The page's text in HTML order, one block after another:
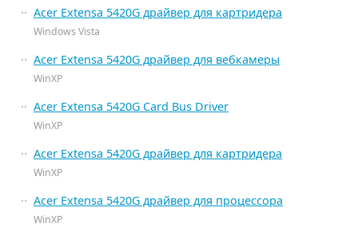
Acer Extensa 5420G драйвер для картридера
Windows Vista
Acer Extensa 5420G драйвер для вебкамеры
WinXP
Acer Extensa 5420G Card Bus Driver
WinXP
Acer Extensa 5420G драйвер для картридера
WinXP
Acer Extensa 5420G драйвер для процессора
WinXP